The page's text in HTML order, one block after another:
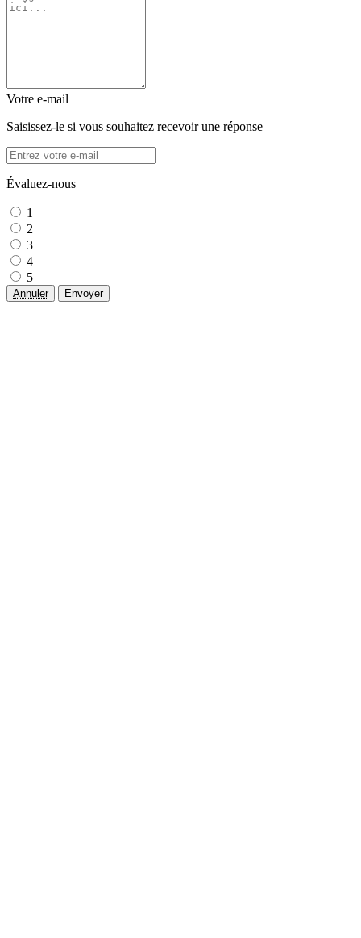
Votre e-mail
Saisissez-le si vous souhaitez recevoir une réponse
Évaluez-nous
1
2
3
4
5
Annuler Envoyer